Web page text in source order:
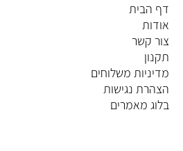
דף הבית
אודות
צור קשר
תקנון
מדיניות משלוחים
הצהרת נגישות
בלוג מאמרים